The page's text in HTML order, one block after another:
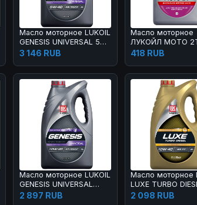
Масло моторное LUKOIL
GENESIS UNIVERSAL 5W-
40 4 л
3 146 RUB
Масло моторное
ЛУКОЙЛ МОТО
418 RUB
Масло моторное LUKOIL
GENESIS UNIVERSAL
10W-40 4 л
2 897 RUB
Масло моторное
LUXE TURBO
10W-40 4 л
2 098 RUB